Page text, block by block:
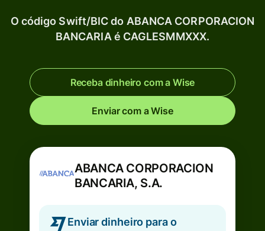
O código Swift/BIC do ABANCA CORPORACION
BANCARIA é CAGLESMMXXX.
Receba dinheiro com a Wise
Enviar com a Wise
ABANCA CORPORACION
BANCARIA, S.A.
Enviar dinheiro para o